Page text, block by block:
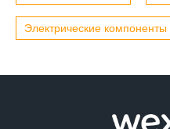
Электрические компоненты